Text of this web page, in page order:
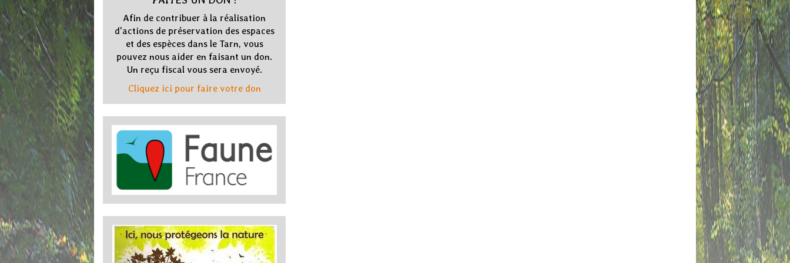
Afin de contribuer à la réalisation
d'actions de préservation des espaces
et des espèces dans le Tarn, vous
pouvez nous aider en faisant un don.
Un reçu fiscal vous sera envoyé.
Cliquez ici pour faire votre don